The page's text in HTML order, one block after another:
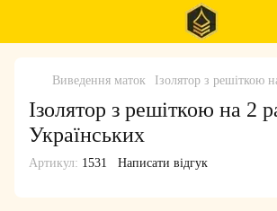
Виведення маток Ізолятор з решіткою
Ізолятор з решіткою на 2
Українських
Артикул: 1531 Написати відгук